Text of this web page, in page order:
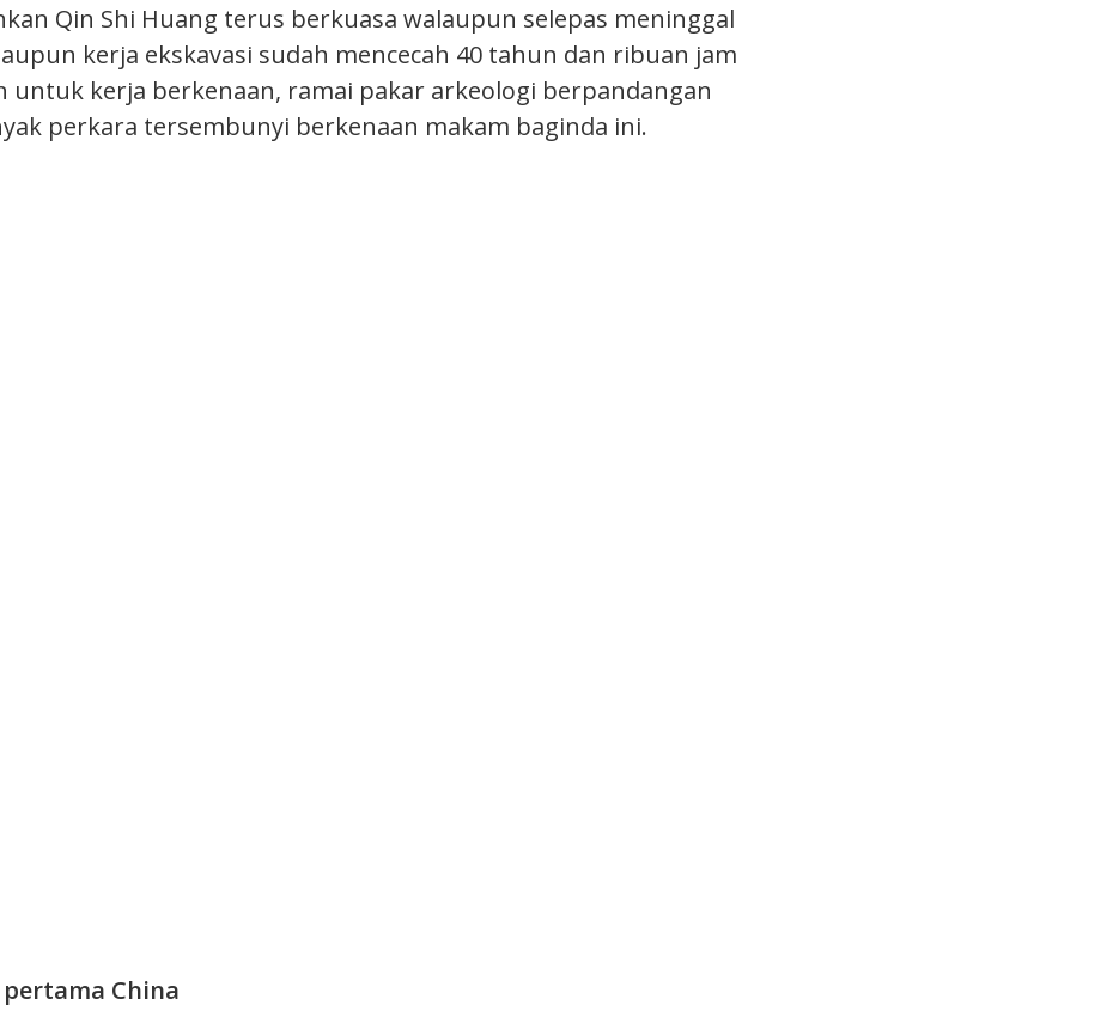
Qin Shi Huang terus berkuasa walaupun selepas meninggal
kerja ekskavasi sudah mencecah 40 tahun dan ribuan jam
untuk kerja berkenaan, ramai pakar arkeologi berpandangan
perkara tersembunyi berkenaan makam baginda ini.
China